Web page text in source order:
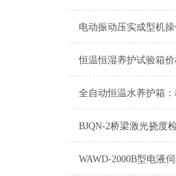
电动振动压实成型机
BJQN-2桥梁激光挠度